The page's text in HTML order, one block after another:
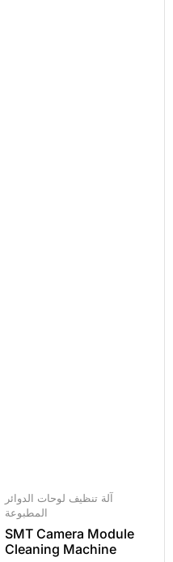
آلة تنظيف لوحات الدوائر
المطبوعة
SMT Camera Module
Cleaning Machine